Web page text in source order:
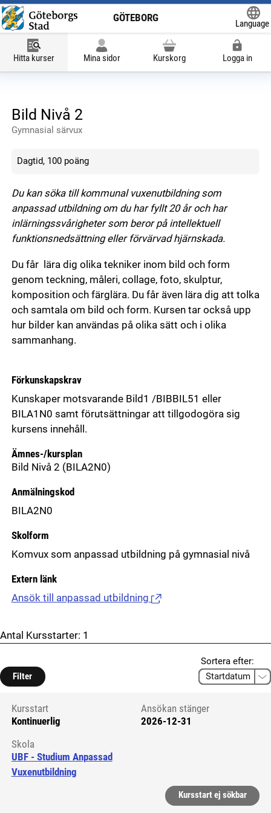
GÖTEBORG
Language
Hitta kurser Mina sidor Kurskorg Logga in
Bild Nivå 2
Gymnasial särvux
Dagtid, 100 poäng
Du kan söka till kommunal vuxenutbildning som
anpassad utbildning om du har fyllt 20 år och har
inlärningssvårigheter som beror på intellektuell
funktionsnedsättningeller förvärvad hjärnskada.
Du får lära dig olika tekniker inom bild och form
genom teckning, måleri, collage, foto, skulptur,
komposition och färglära. Du får även lära dig att tolka
och samtala om bild och form. Kursen tar också upp
hur bilder kan användas på olika sätt och i olika
sammanhang.
Förkunskapskrav
Kunskaper motsvarande Bild1 /BIBBIL51 eller
BILA1N0 samt förutsättningar att tillgodogöra sig
kursens innehåll.
Ämnes-/kursplan
Bild Nivå 2 (BILA2N0)
Anmälningskod
BILA2N0
Skolform
Komvux som anpassad utbildning på gymnasial nivå
Extern länk
Ansök till anpassad utbildning (Länk till extern sida.)
Antal Kursstarter: 1
Filter
Sortera efter:
Kursstart 6264830
Kursstart
Kontinuerlig
Ansökan stänger
2026-12-31
Skola
UBF - Studium Anpassad
Vuxenutbildning
Kursstart ej sökbar